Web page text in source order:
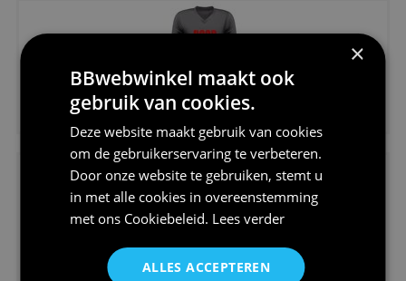
€24,95
I love korfbal t-shirt sport s...
×
BBwebwinkel maakt ook
gebruik van cookies.
Deze website maakt gebruik van cookies
om de gebruikerservaring te verbeteren.
Door onze website te gebruiken, stemt u
in met alle cookies in overeenstemming
met ons Cookiebeleid. Lees verder
ALLES ACCEPTEREN